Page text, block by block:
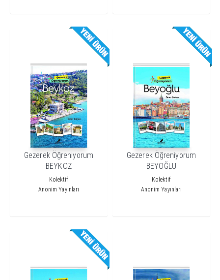
Gezerek Öğreniyorum
BEYKOZ
Kolektif
Anonim Yayınları
Gezerek Öğreniyorum
BEYOĞLU
Kolektif
Anonim Yayınları